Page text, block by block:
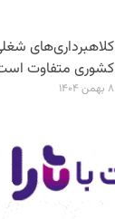
کلاهبرداری‌های
کشوری متفاوت
۸ بهمن ۱۴۰۴